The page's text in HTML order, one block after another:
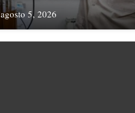
agosto 5, 2026